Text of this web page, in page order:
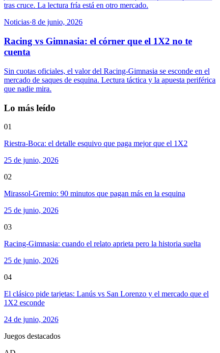
tras cruce. La lectura fría está en otro mercado.
Noticias·8 de junio, 2026
Racing vs Gimnasia: el córner que el 1X2 no te
cuenta
Sin cuotas oficiales, el valor del Racing-Gimnasia se esconde en el
mercado de saques de esquina. Lectura táctica y la apuesta periférica
que nadie mira.
Lo más leído
01
Riestra-Boca: el detalle esquivo que paga mejor que el 1X2
25 de junio, 2026
02
Mirassol-Gremio: 90 minutos que pagan más en la esquina
25 de junio, 2026
03
Racing-Gimnasia: cuando el relato aprieta pero la historia suelta
25 de junio, 2026
04
El clásico pide tarjetas: Lanús vs San Lorenzo y el mercado que el
1X2 esconde
24 de junio, 2026
Juegos destacados